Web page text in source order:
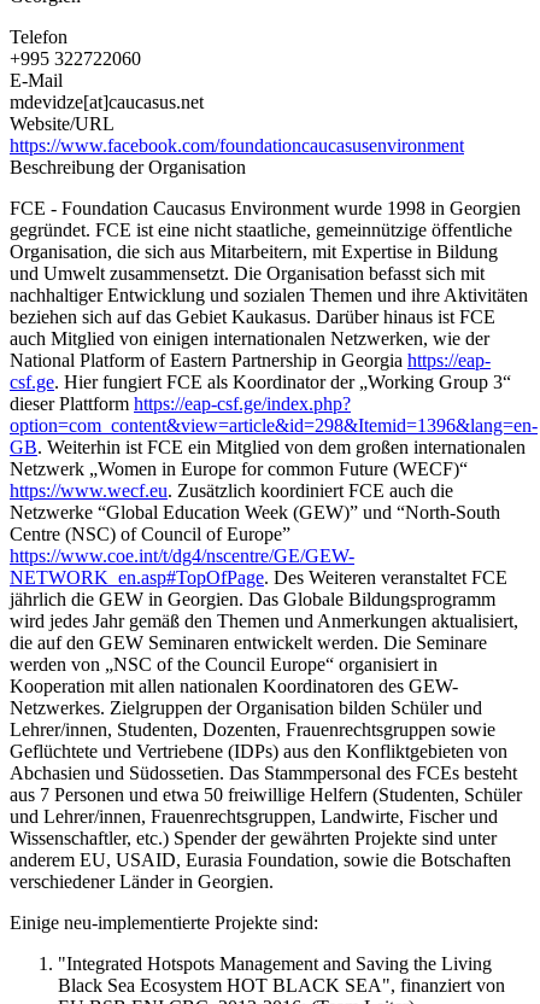
Telefon
+995 322722060
E-Mail
mdevidze[at]caucasus.net
Website/URL
https://www.facebook.com/foundationcaucasusenvironment
Beschreibung der Organisation
FCE - Foundation Caucasus Environment wurde 1998 in Georgien
gegründet. FCE ist eine nicht staatliche, gemeinnützige öffentliche
Organisation, die sich aus Mitarbeitern, mit Expertise in Bildung
und Umwelt zusammensetzt. Die Organisation befasst sich mit
nachhaltiger Entwicklung und sozialen Themen und ihre Aktivitäten
beziehen sich auf das Gebiet Kaukasus. Darüber hinaus ist FCE
auch Mitglied von einigen internationalen Netzwerken, wie der
National Platform of Eastern Partnership in Georgia https://eap-
csf.ge. Hier fungiert FCE als Koordinator der „Working Group 3“
dieser Plattform https://eap-csf.ge/index.php?
option=com_content&view=article&id=298&Itemid=1396&lang=en-
GB. Weiterhin ist FCE ein Mitglied von dem großen internationalen
Netzwerk „Women in Europe for common Future (WECF)“
https://www.wecf.eu. Zusätzlich koordiniert FCE auch die
Netzwerke “Global Education Week (GEW)” und “North-South
Centre (NSC) of Council of Europe”
https://www.coe.int/t/dg4/nscentre/GE/GEW-
NETWORK_en.asp#TopOfPage. Des Weiteren veranstaltet FCE
jährlich die GEW in Georgien. Das Globale Bildungsprogramm
wird jedes Jahr gemäß den Themen und Anmerkungen aktualisiert,
die auf den GEW Seminaren entwickelt werden. Die Seminare
werden von „NSC of the Council Europe“ organisiert in
Kooperation mit allen nationalen Koordinatoren des GEW-
Netzwerkes. Zielgruppen der Organisation bilden Schüler und
Lehrer/innen, Studenten, Dozenten, Frauenrechtsgruppen sowie
Geflüchtete und Vertriebene (IDPs) aus den Konfliktgebieten von
Abchasien und Südossetien. Das Stammpersonal des FCEs besteht
aus 7 Personen und etwa 50 freiwillige Helfern (Studenten, Schüler
und Lehrer/innen, Frauenrechtsgruppen, Landwirte, Fischer und
Wissenschaftler, etc.) Spender der gewährten Projekte sind unter
anderem EU, USAID, Eurasia Foundation, sowie die Botschaften
verschiedener Länder in Georgien.
Einige neu-implementierte Projekte sind:
"Integrated Hotspots Management and Saving the Living
Black Sea Ecosystem HOT BLACK SEA", finanziert von